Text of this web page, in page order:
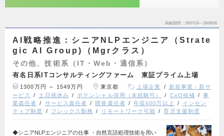
掲載期間 26/07/24～26/08/06
AI戦略推進：シニアNLPエンジニア（Strate
gic AI Group)（Mgrクラス）
その他、技術系（IT・Web・通信系）
有名日系ITコンサルティングファーム 東証プライム上場
1300万円 ～ 1549万円 東京都 上場企業
新規事業・新サ
ービス
土日祝休み ポテンシャル採用（未経験可） CxO候補
事
業責任者
サービス責任者 開発責任者 年収600万以上
インセン
ティブ制度
フレックス勤務 リモートワーク可能 育児支援制度
◆シニアNLPエンジニアの仕事 ・自然言語処理技術を用い